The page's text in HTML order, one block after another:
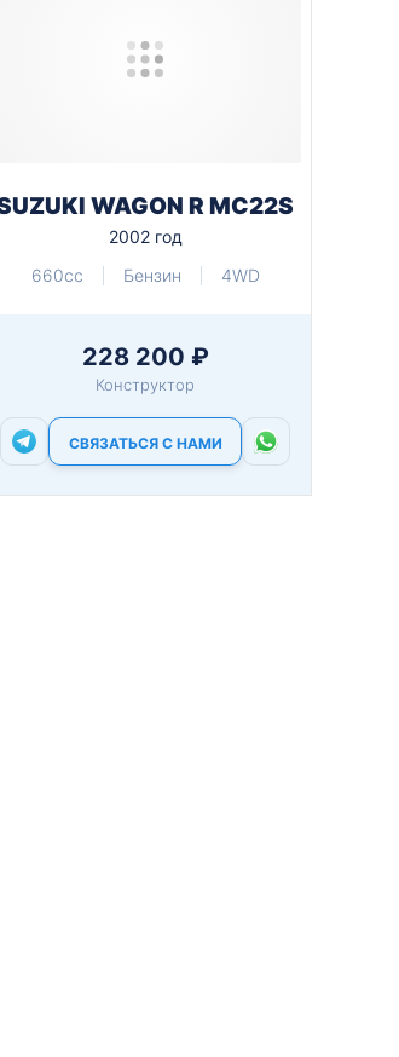
WAGON R MC22S
2002 год
660cc
Бензин 4WD
228 200 ₽
Конструктор
СВЯЗАТЬСЯ С НАМИ